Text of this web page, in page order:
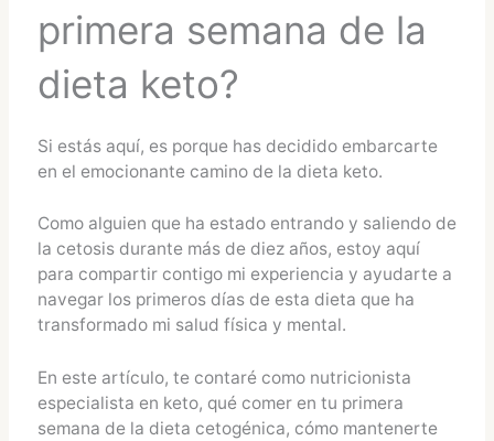
primera semana de la
dieta keto?
Si estás aquí, es porque has decidido embarcarte
en el emocionante camino de la dieta keto.
Como alguien que ha estado entrando y saliendo de
la cetosis durante más de diez años, estoy aquí
para compartir contigo mi experiencia y ayudarte a
navegar los primeros días de esta dieta que ha
transformado mi salud física y mental.
En este artículo, te contaré como nutricionista
especialista en keto, qué comer en tu primera
semana de la dieta cetogénica, cómo mantenerte